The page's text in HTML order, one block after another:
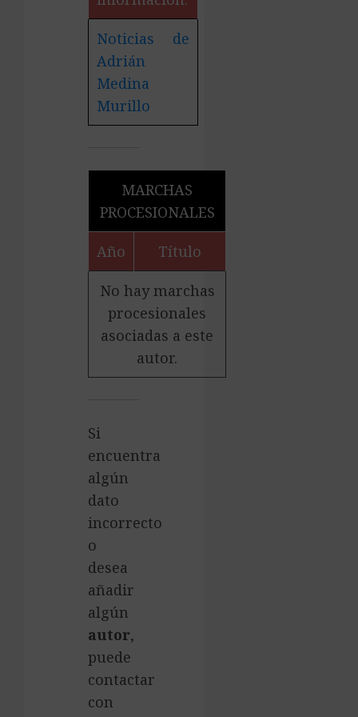
Noticias de
Adrián
Medina
Murillo
MARCHAS
PROCESIONALES
Año Título
No hay marchas
procesionales
asociadas a este
autor.
Si
encuentra
algún
dato
incorrecto
o
desea
añadir
algún
autor,
puede
contactar
con